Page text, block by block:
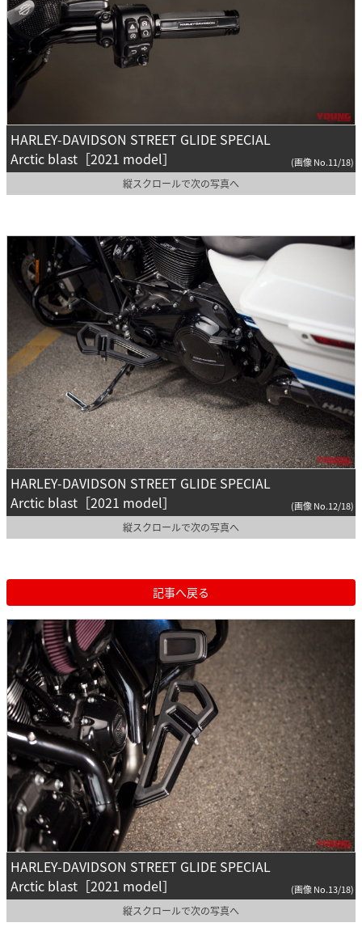
HARLEY-DAVIDSON STREET GLIDE SPECIAL
Arctic blast［2021 model］
(画像 No.11/18)
縦スクロールで次の写真へ
HARLEY-DAVIDSON STREET GLIDE SPECIAL
Arctic blast［2021 model］
(画像 No.12/18)
縦スクロールで次の写真へ
記事へ戻る
HARLEY-DAVIDSON STREET GLIDE SPECIAL
Arctic blast［2021 model］
(画像 No.13/18)
縦スクロールで次の写真へ